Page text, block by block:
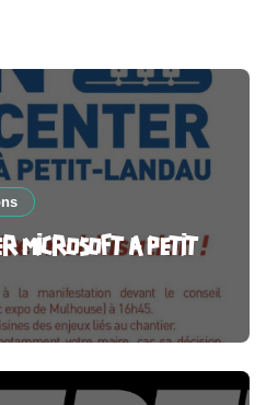
MICROSOFT A PETIT